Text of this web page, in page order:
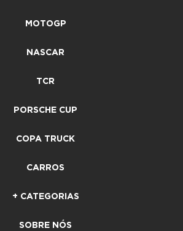
MOTOGP
NASCAR
TCR
PORSCHE CUP
COPA TRUCK
CARROS
+ CATEGORIAS
SOBRE NÓS